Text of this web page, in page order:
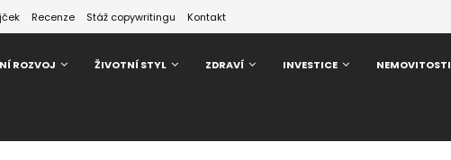
Recenze Stáž copywritingu Kontakt
ROZVOJ ŽIVOTNÍ STYL ZDRAVÍ INVESTICE NEMOVITOSTI